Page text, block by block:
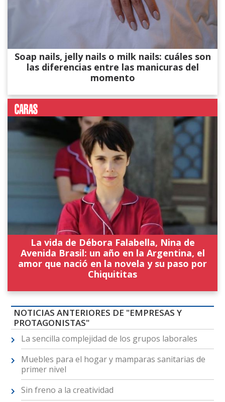
Soap nails, jelly nails o milk nails: cuáles son
las diferencias entre las manicuras del
momento
La vida de Débora Falabella, Nina de
Avenida Brasil: un año en la Argentina, el
amor que nació en la novela y su paso por
Chiquititas
NOTICIAS ANTERIORES DE "EMPRESAS Y
PROTAGONISTAS"
La sencilla complejidad de los grupos laborales
Muebles para el hogar y mamparas sanitarias de
primer nivel
Sin freno a la creatividad